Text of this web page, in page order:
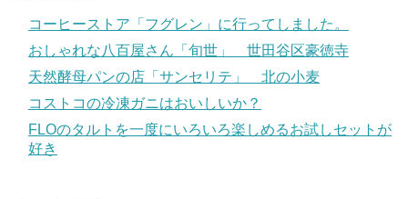
コーヒーストア「フグレン」に行ってしました。
おしゃれな八百屋さん「旬世」 世田谷区豪徳寺
天然酵母パンの店「サンセリテ」 北の小麦
コストコの冷凍ガニはおいしいか？
FLOのタルトを一度にいろいろ楽しめるお試しセットが
好き